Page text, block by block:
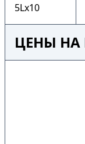
5Lх10
ЦЕНЫ НА